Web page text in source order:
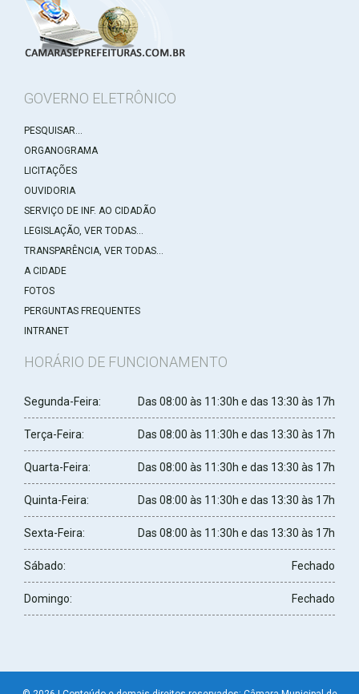
GOVERNO ELETRÔNICO
PESQUISAR...
ORGANOGRAMA
LICITAÇÕES
OUVIDORIA
SERVIÇO DE INF. AO CIDADÃO
LEGISLAÇÃO, VER TODAS...
TRANSPARÊNCIA, VER TODAS...
A CIDADE
FOTOS
PERGUNTAS FREQUENTES
INTRANET
HORÁRIO DE FUNCIONAMENTO
Segunda-Feira: Das 08:00 às 11:30h e das 13:30 às 17h
Terça-Feira: Das 08:00 às 11:30h e das 13:30 às 17h
Quarta-Feira: Das 08:00 às 11:30h e das 13:30 às 17h
Quinta-Feira: Das 08:00 às 11:30h e das 13:30 às 17h
Sexta-Feira: Das 08:00 às 11:30h e das 13:30 às 17h
Sábado: Fechado
Domingo: Fechado